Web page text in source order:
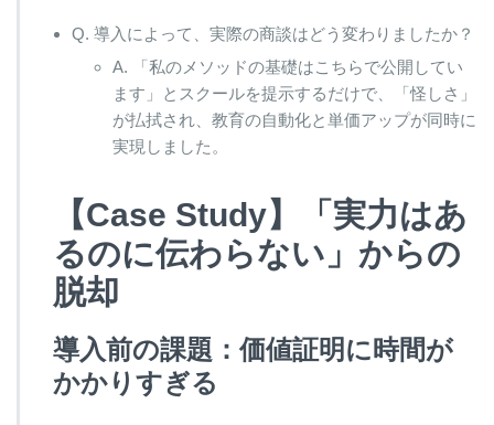
Q. 導入によって、実際の商談はどう変わりましたか？
A. 「私のメソッドの基礎はこちらで公開してい
ます」とスクールを提示するだけで、「怪しさ」
が払拭され、教育の自動化と単価アップが同時に
実現しました。
【Case Study】「実力はあ
るのに伝わらない」からの
脱却
導入前の課題：価値証明に時間が
かかりすぎる